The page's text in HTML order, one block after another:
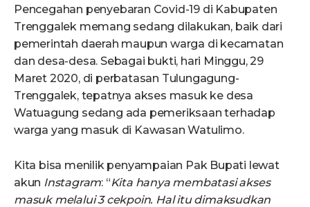
Pencegahan penyebaran Covid-19 di Kabupaten
Trenggalek memang sedang dilakukan, baik dari
pemerintah daerah maupun warga di kecamatan
dan desa-desa. Sebagai bukti, hari Minggu, 29
Maret 2020, di perbatasan Tulungagung-
Trenggalek, tepatnya akses masuk ke desa
Watuagung sedang ada pemeriksaan terhadap
warga yang masuk di Kawasan Watulimo.
Kita bisa menilik penyampaian Pak Bupati lewat
akun Instagram: “Kita hanya membatasi akses
masuk melalui 3 cekpoin. Hal itu dimaksudkan